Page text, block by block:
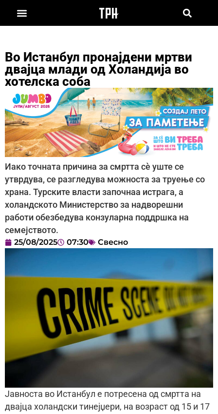
Во Истанбул пронајдени мртви
двајца млади од Холандија во
хотелска соба
Иако точната причина за смртта сè уште се
утврдува, се разгледува можноста за труење со
храна. Турските власти започнаа истрага, а
холандското Министерство за надворешни
работи обезбедува конзуларна поддршка на
семејството.
25/08/2025 07:30 Свесно
Јавноста во Истанбул е потресена од смртта на
двајца холандски тинејџери, на возраст од 15 и 17